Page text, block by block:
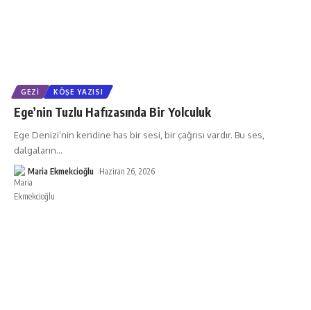
GEZI KÖŞE YAZISI
Ege’nin Tuzlu Hafızasında Bir Yolculuk
Ege Denizi’nin kendine has bir sesi, bir çağrısı vardır. Bu ses,
dalgaların…
Maria Ekmekcioğlu Haziran 26, 2026